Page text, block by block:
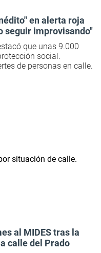
en alerta roja
seguir improvisando"
que unas 9.000
social.
de personas en calle.
al MIDES tras la
calle del Prado